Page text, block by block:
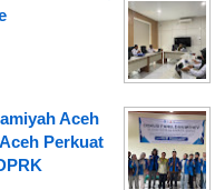
Aceh
Perkuat